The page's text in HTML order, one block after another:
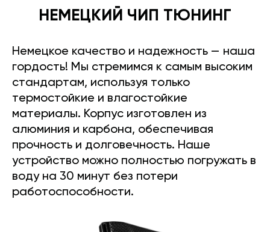
НЕМЕЦКИЙ ЧИП ТЮНИНГ
Немецкое качество и надежность — наша
гордость! Мы стремимся к самым высоким
стандартам, используя только
термостойкие и влагостойкие
материалы. Корпус изготовлен из
алюминия и карбона, обеспечивая
прочность и долговечность. Наше
устройство можно полностью погружать в
воду на 30 минут без потери
работоспособности.